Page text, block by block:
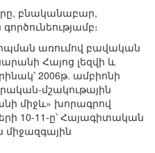
բնականաբար,
առումով բավական
Հայոց լեզվի և
2006թ. ամբիոնի
մշակութային
միջև» խորագրով
10-11-ը՝ Հայագիտական